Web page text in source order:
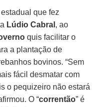
que fez
Lúdio Cabral , ao
quis facilitar o
a plantação de
bovinos. “Sem
fácil desmatar com
o pequizeiro não estará
O “correntão” é